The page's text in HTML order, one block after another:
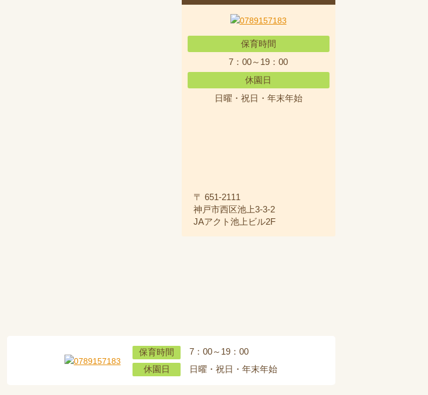
保育時間
7：00～19：00
休園日
日曜・祝日・年末年始
〒 651-2111
神戸市西区池上3-3-2
JAアクト池上ビル2F
保育時間
7：00～19：00
休園日
日曜・祝日・年末年始